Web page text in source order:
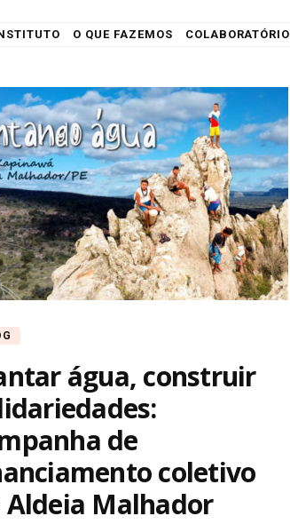
O QUE FAZEMOS COLABORATÓRIO
água, construir
de
coletivo
Aldeia Malhador